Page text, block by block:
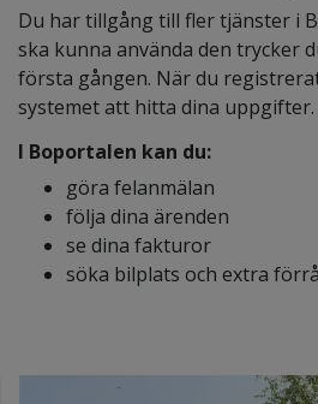
Du har tillgång till fler tjänster i
ska kunna använda den trycker
första gången. När du
systemet att hitta dina uppgifter.
I Boportalen kan du:
göra felanmälan
följa dina ärenden
se dina fakturor
söka bilplats och extra